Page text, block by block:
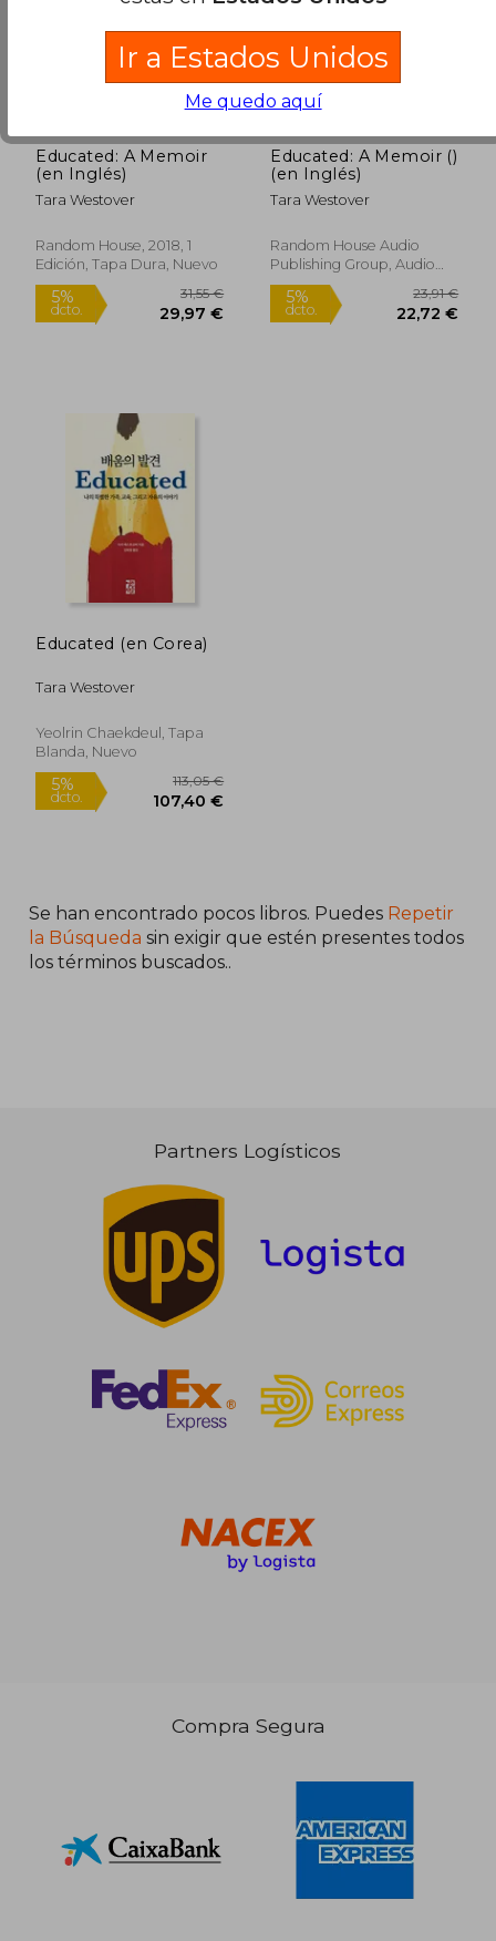
dcto. 27,57 € dcto.
Educated: A Memoir
(en Inglés)
Tara Westover
Random House, 2018, 1
Edición, Tapa Dura, Nuevo
5%
dcto. 29,97 €
Educated: A Memoir ()
(en Inglés)
Tara Westover
Random House Audio
Publishing Group, Audio
CD, Nuevo
Educated (en Corea)
Tara Westover
Yeolrin Chaekdeul, Tapa
Blanda, Nuevo
113,05 €
107,40 €
Se han encontrado pocos libros. Puedes Repetir
la Búsqueda sin exigir que estén presentes todos
los términos buscados..
Partners Logísticos
Compra Segura
Ir a Estados Unidos
Me quedo aquí